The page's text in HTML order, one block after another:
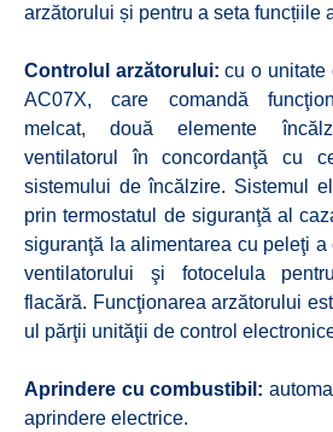
arzătorului și pentru a seta funcțiile
Controlul arzătorului: cu o unitate
AC07X, care comandă
melcat, două elemente
ventilatorul în concordanţă cu
sistemului de încălzire. Sistemul
prin termostatul de siguranţă al
siguranţă la alimentarea cu peleţi a
ventilatorului şi fotocelula
flacără. Funcţionarea arzătorului
ul părţii unităţii de control
Aprindere cu combustibil:
aprindere electrice.